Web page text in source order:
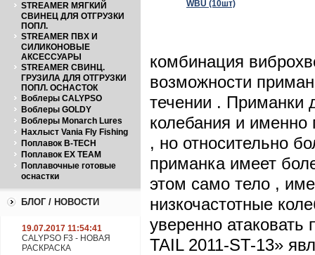
STREAMER МЯГКИЙ
СВИНЕЦ ДЛЯ ОТГРУЗКИ
ПОПЛ.
STREAMER ПВХ И
СИЛИКОНОВЫЕ
АКСЕССУАРЫ
STREAMER СВИНЦ.
ГРУЗИЛА ДЛЯ ОТГРУЗКИ
ПОПЛ. ОСНАСТОК
Воблеры CALYPSO
Воблеры GOLDY
Воблеры Monarch Lures
Нахлыст Vania Fly Fishing
Поплавок B-TECH
Поплавок EX TEAM
Поплавочные готовые
оснастки
БЛОГ / НОВОСТИ
19.07.2017 11:54:41
CALYPSO F3 - НОВАЯ
РАСКРАСКА
комбинация
возможности
течении .
колебания и именно
, но относительно
приманка имеет
этом само тело ,
низкочастотные
уверенно
TAIL 2011-ST-13»